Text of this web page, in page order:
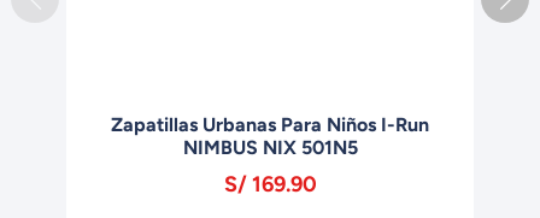
Zapatillas Fútbol para Niños I-RUN
ADVANTAGE E167N3
S/ 179.00